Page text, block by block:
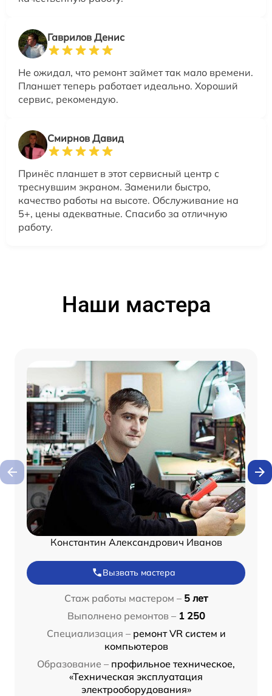
Гаврилов Денис
Не ожидал, что ремонт займет так мало времени.
Планшет теперь работает идеально. Хороший
сервис, рекомендую.
Смирнов Давид
Принёс планшет в этот сервисный центр с
треснувшим экраном. Заменили быстро,
качество работы на высоте. Обслуживание на
5+, цены адекватные. Спасибо за отличную
работу.
Наши мастера
Константин Александрович Иванов
Вызвать мастера
Стаж работы мастером – 5 лет
Выполнено ремонтов – 1 250
Специализация – ремонт VR систем и
компьютеров
Образование – профильное техническое,
«Техническая эксплуатация
электрооборудования»